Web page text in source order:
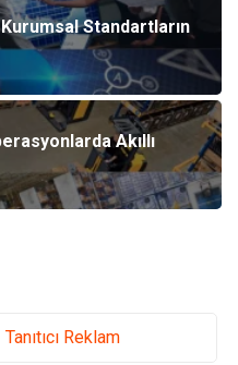
Standartların
Akıllı
Tanıtıcı Reklam